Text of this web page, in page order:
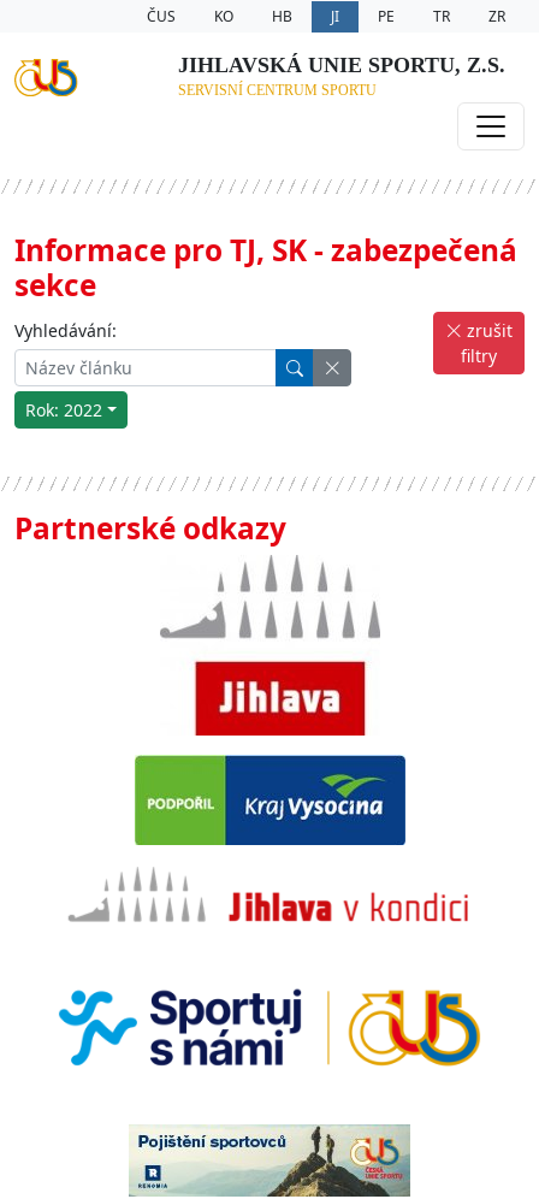
ČUS KO HB JI PE TR ZR
JIHLAVSKÁ UNIE SPORTU, Z.S.
SERVISNÍ CENTRUM SPORTU
Informace pro TJ, SK - zabezpečená
sekce
Vyhledávání:
Rok: 2022
zrušit
filtry
Partnerské odkazy